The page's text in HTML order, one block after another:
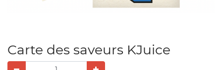
Carte des saveurs KJuice